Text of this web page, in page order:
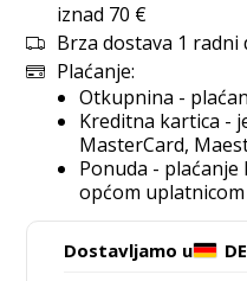
iznad 70 €
Brza dostava 1 radni
Plaćanje:
Otkupnina -
Kreditna kartica -
MasterCard,
Ponuda -
općom uplatnicom
Dostavljamo u DE